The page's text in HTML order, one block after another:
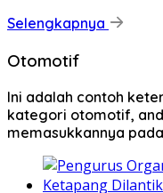
Selengkapnya
Otomotif
Ini adalah contoh
kategori otomotif,
memasukkannya